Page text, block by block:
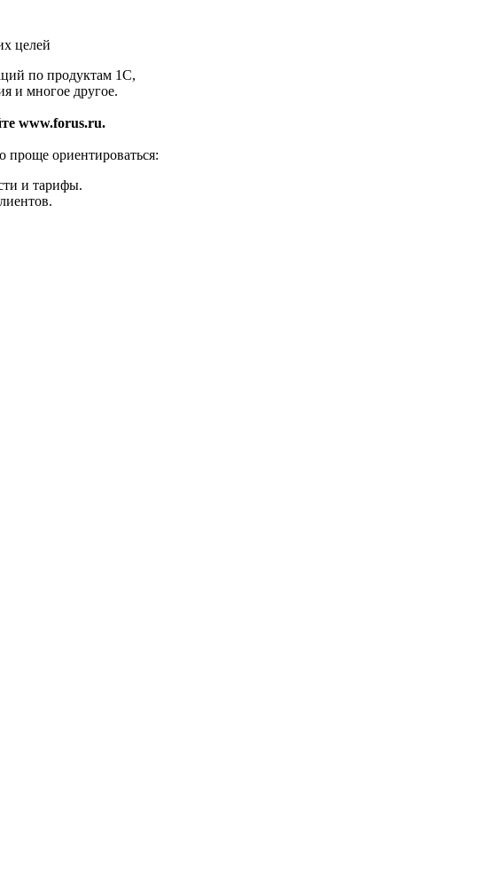
целей
по продуктам 1С,
и многое другое.
www.forus.ru.
проще ориентироваться:
и тарифы.